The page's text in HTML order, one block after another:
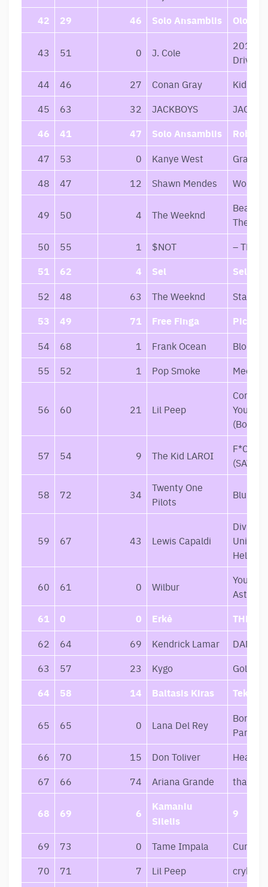
42 29 46 Solo Ansamblis Olos
43 51 0 J. Cole
2014
Drive
44
46 27 Conan Gray
Kid
45
63 32 JACKBOYS
46 41 47 Solo Ansamblis
47 53 0 Kanye West
48
47 12 Shawn Mendes Wonder
49 50 4 The Weeknd
Beauty
The
50
55 1 $NOT –
51 62 4 Sel Sel-Fi
52 48 63 The Weeknd Starboy
53 49 71 Free Finga Pick
54 68 1 Frank Ocean
Blonde
55
52 1 Pop Smoke Meet
56 60 21 Lil Peep
Come
You’re
(Bonus)
57 54 9 The Kid LAROI
F*CK
58 72 34
Twenty One
Pilots
59 67 43 Lewis Capaldi
Divinely
Hellish
60 61 0 Wilbur
Your
Asthma
61 0 0 Erkė
62 64 69 Kendrick Lamar
DAMN.
63
57 23 Kygo Golden
64 58 14 Baltasis Kiras
65 65 0 Lana Del Rey
Born
66
70 15 Don Toliver
67
66 74 Ariana Grande thank
68 69 6
Kamaniu
Silelis
9
69 73 0 Tame Impala
70
71 7 Lil Peep crybaby